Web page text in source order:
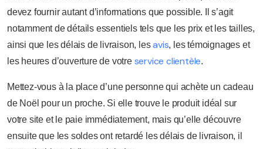
devez fournir autant d’informations que possible. Il s’agit
notamment de détails essentiels tels que les prix et les tailles,
ainsi que les délais de livraison, lesavis, les témoignages et
les heures d’ouverture de votre service clientèle.
Mettez-vous à la place d’une personne qui achète un cadeau
de Noël pour un proche. Si elle trouve le produit idéal sur
votre site et le paie immédiatement, mais qu’elle découvre
ensuite que les soldes ont retardé les délais de livraison, il